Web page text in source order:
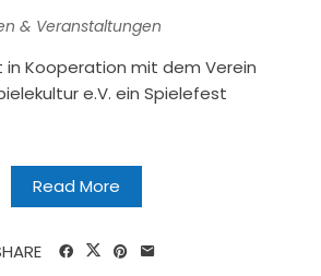
& Veranstaltungen
in Kooperation mit dem Verein
e.V. ein Spielefest
Read More